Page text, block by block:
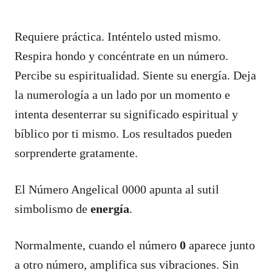
Requiere práctica. Inténtelo usted mismo.
Respira hondo y concéntrate en un número.
Percibe su espiritualidad. Siente su energía. Deja
la numerología a un lado por un momento e
intenta desenterrar su significado espiritual y
bíblico por ti mismo. Los resultados pueden
sorprenderte gratamente.
El Número Angelical 0000 apunta al sutil
simbolismo de energía.
Normalmente, cuando el número 0 aparece junto
a otro número, amplifica sus vibraciones. Sin